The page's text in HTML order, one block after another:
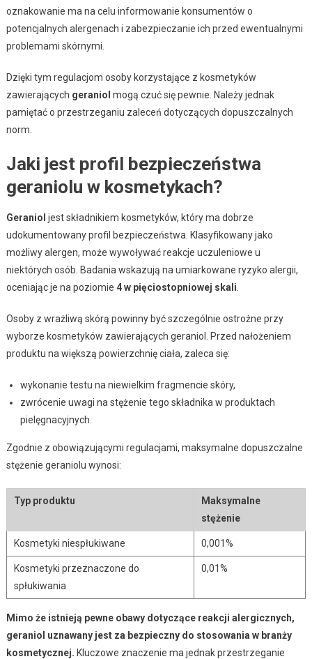
oznakowanie ma na celu informowanie konsumentów o
potencjalnych alergenach i zabezpieczanie ich przed ewentualnymi
problemami skórnymi.
Dzięki tym regulacjom osoby korzystające z kosmetyków
zawierających geraniol mogą czuć się pewnie. Należy jednak
pamiętać o przestrzeganiu zaleceń dotyczących dopuszczalnych
norm.
Jaki jest profil bezpieczeństwa
geraniolu w kosmetykach?
Geraniol jest składnikiem kosmetyków, który ma dobrze
udokumentowany profil bezpieczeństwa. Klasyfikowany jako
możliwy alergen, może wywoływać reakcje uczuleniowe u
niektórych osób. Badania wskazują na umiarkowane ryzyko alergii,
oceniając je na poziomie 4 w pięciostopniowej skali
Osoby z wrażliwą skórą powinny być szczególnie ostrożne przy
wyborze kosmetyków zawierających geraniol. Przed nałożeniem
produktu na większą powierzchnię ciała, zaleca się:
wykonanie testu na niewielkim fragmencie skóry,
zwrócenie uwagi na stężenie tego składnika w produktach
pielęgnacyjnych.
Zgodnie z obowiązującymi regulacjami, maksymalne dopuszczalne
stężenie geraniolu wynosi:
Typ produktu
Maksymalne
stężenie
Kosmetyki niespłukiwane 0,001%
Kosmetyki przeznaczone do
spłukiwania
0,01%
Mimo że istnieją pewne obawy dotyczące reakcji alergicznych,
geraniol uznawany jest za bezpieczny do stosowania w branży
kosmetycznej. Kluczowe znaczenie ma jednak przestrzeganie